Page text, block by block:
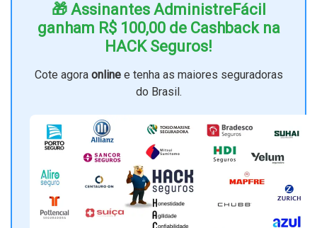
🎁 Assinantes AdministreFácil
ganham R$ 100,00 de Cashback na
HACK Seguros!
Cote agora onlinee tenha as maiores seguradoras
do Brasil.